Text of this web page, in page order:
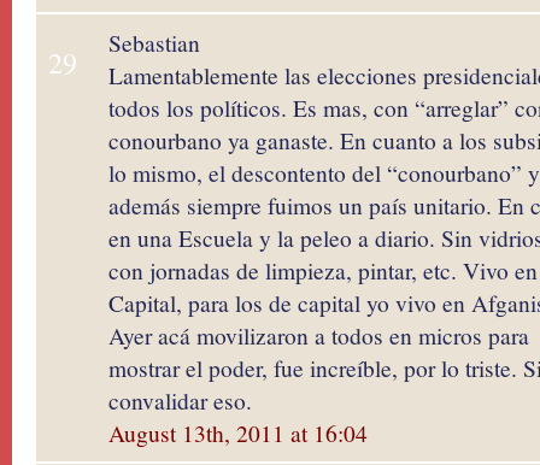
29
Sebastian
Lamentablemente las elecciones
todos los políticos. Es mas, con “arreglar”
conourbano ya ganaste. En cuanto a los
lo mismo, el descontento del “conourbano”
además siempre fuimos un país unitario. En
en una Escuela y la peleo a diario. Sin
con jornadas de limpieza, pintar, etc. Vivo
Capital, para los de capital yo vivo en
Ayer acá movilizaron a todos en micros para
mostrar el poder, fue increíble, por lo triste.
convalidar eso.
August 13th, 2011 at 16:04